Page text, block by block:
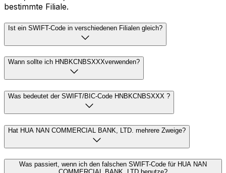
bestimmte Filiale.
Ist ein SWIFT-Code in verschiedenen Filialen gleich?
Wann sollte ich HNBKCNBSXXXverwenden?
Was bedeutet der SWIFT/BIC-Code HNBKCNBSXXX ?
Hat HUA NAN COMMERCIAL BANK, LTD. mehrere Zweige?
Was passiert, wenn ich den falschen SWIFT-Code für HUA NAN